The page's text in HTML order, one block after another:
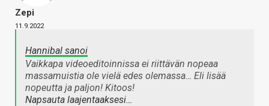
Zepi
11.9.2022
Hannibal sanoi
Vaikkapa videoeditoinnissa ei riittävän nopeaa
massamuistia ole vielä edes olemassa… Eli lisää
nopeutta ja paljon! Kitoos!
Napsauta laajentaaksesi…